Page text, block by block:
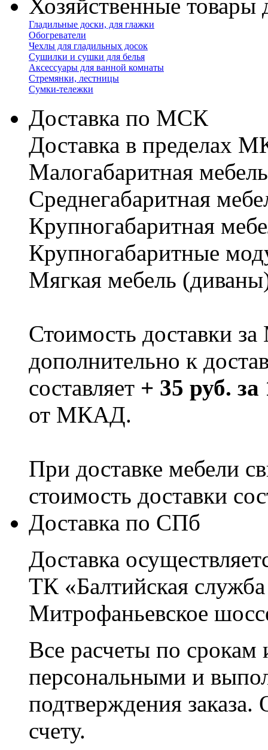
Хозяйственные товары
Гладильные доски, для глажки
Обогреватели
Чехлы для гладильных досок
Сушилки и сушки для белья
Аксессуары для ванной комнаты
Стремянки, лестницы
Сумки-тележки
Доставка по МСК
Доставка в пределах
Малогабаритная
Cреднегабаритная
Крупногабаритная
Крупногабаритные
Мягкая мебель
Стоимость доставки
дополнительно к
составляет + 35 руб.
от МКАД.
При доставке мебели
стоимость доставки
Доставка по СПб
Доставка
ТК «Балтийская
Митрофаньевское
Все расчеты по срокам
персональными и
подтверждения заказа.
счету.